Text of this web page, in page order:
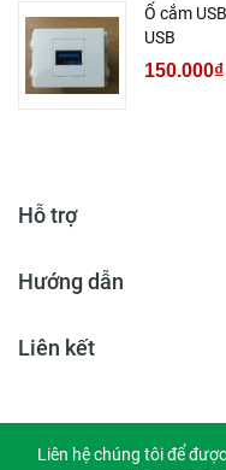
Ổ cắm
USB
150.000₫
Hỗ trợ
Hướng dẫn
Liên kết
Liên hệ chúng tôi để